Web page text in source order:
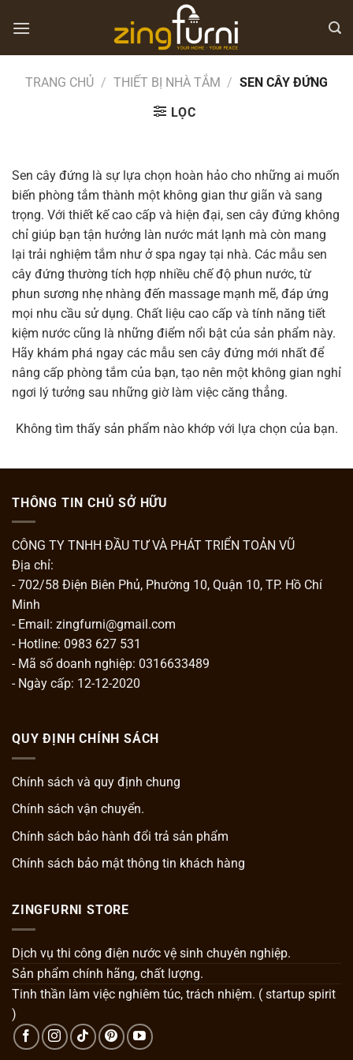
đến
TRANG CHỦ / THIẾT BỊ NHÀ TẮM / SEN CÂY ĐỨNG
LỌC
Sen cây đứng là sự lựa chọn hoàn hảo cho những ai muốn
biến phòng tắm thành một không gian thư giãn và sang
trọng. Với thiết kế cao cấp và hiện đại, sen cây đứng không
chỉ giúp bạn tận hưởng làn nước mát lạnh mà còn mang
lại trải nghiệm tắm như ở spa ngay tại nhà. Các mẫu sen
cây đứng thường tích hợp nhiều chế độ phun nước, từ
phun sương nhẹ nhàng đến massage mạnh mẽ, đáp ứng
mọi nhu cầu sử dụng. Chất liệu cao cấp và tính năng tiết
kiệm nước cũng là những điểm nổi bật của sản phẩm này.
Hãy khám phá ngay các mẫu sen cây đứng mới nhất để
nâng cấp phòng tắm của bạn, tạo nên một không gian nghỉ
ngơi lý tưởng sau những giờ làm việc căng thẳng.
Không tìm thấy sản phẩm nào khớp với lựa chọn của bạn.
THÔNG TIN CHỦ SỞ HỮU
CÔNG TY TNHH ĐẦU TƯ VÀ PHÁT TRIỂN TOẢN VŨ
Địa chỉ:
- 702/58 Điện Biên Phủ, Phường 10, Quận 10, TP. Hồ Chí
Minh
- Email: zingfurni@gmail.com
- Hotline: 0983 627 531
- Mã số doanh nghiệp: 0316633489
- Ngày cấp: 12-12-2020
QUY ĐỊNH CHÍNH SÁCH
Chính sách và quy định chung
Chính sách vận chuyển.
Chính sách bảo hành đổi trả sản phẩm
Chính sách bảo mật thông tin khách hàng
ZINGFURNI STORE
Dịch vụ thi công điện nước vệ sinh chuyên nghiệp.
Sản phẩm chính hãng, chất lượng.
Tinh thần làm việc nghiêm túc, trách nhiệm. ( startup spirit
)